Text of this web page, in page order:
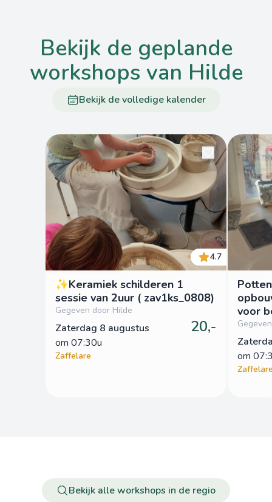
bekijk de geplande
workshops van Hilde
Bekijk de volledige kalender
4.7
✨Keramiek schilderen 1
sessie van 2uur ( zav1ks_0808)
Gegeven door Hilde
Zaterdag 8 augustus
om 07:30u
20,-
Zaffelare
voor
om
Bekijk alle workshops in de regio